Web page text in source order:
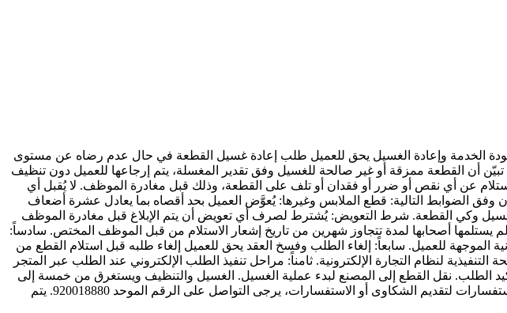
الخدمة وإعادة الغسيل يحق للعميل طلب إعادة غسيل القطعة في حال عدم رضاه عن مستوى
أن القطعة ممزقة أو غير صالحة للغسيل وفق تقدير المغسلة، يتم إرجاعها للعميل دون تنظيف
عن أي نقص أو ضرر أو فقدان أو تلف على القطعة، وذلك قبل مغادرة الموظف. لا يُقبل أي
الضوابط التالية: قطع الملابس وغيرها: يُعوَّض العميل بحد أقصاه بما يعادل عشرة أضعاف
وكي القطعة. شرط التعويض: يُشترط لصرف أي تعويض أن يتم الإبلاغ قبل مغادرة الموظف
أصحابها لمدة تتجاوز شهرين من تاريخ إشعار الاستلام من قبل الموظف المختص. سادساً:
للعميل. سابعاً: إلغاء الطلب وفسخ العقد يحق للعميل إلغاء طلبه قبل استلام القطع من
بعد استلام القطع، فلا يجوز إلغاء الطلب أو فسخ العقد، وذلك وفقاً للمادة (١١) من اللائحة التنفيذية لنظام التجارة الإلكترونية. ثامناً: مراحل تنفيذ الطلب الإلكتروني عند الطلب عبر المتجر
الطلب. نقل القطع إلى المصنع لبدء عملية الغسيل. الغسيل والتنظيف ويستغرق من خمسة إلى
سبعة أيام عمل. التوصيل للعميل خلال يوم عمل من الانتهاء من الغسيل مباشرةً. تاسعاً: سياسة الشكاوى والاستفسارات لتقديم الشكاوى أو الاستفسارات، يرجى التواصل على الرقم الموحد 920018880. يتم